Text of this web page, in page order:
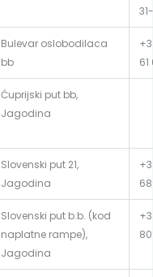
Bulevar oslobodilaca
bb
Ćuprijski put bb,
Jagodina
Slovenski put 21,
Jagodina
Slovenski put b.b. (kod
naplatne rampe),
Jagodina